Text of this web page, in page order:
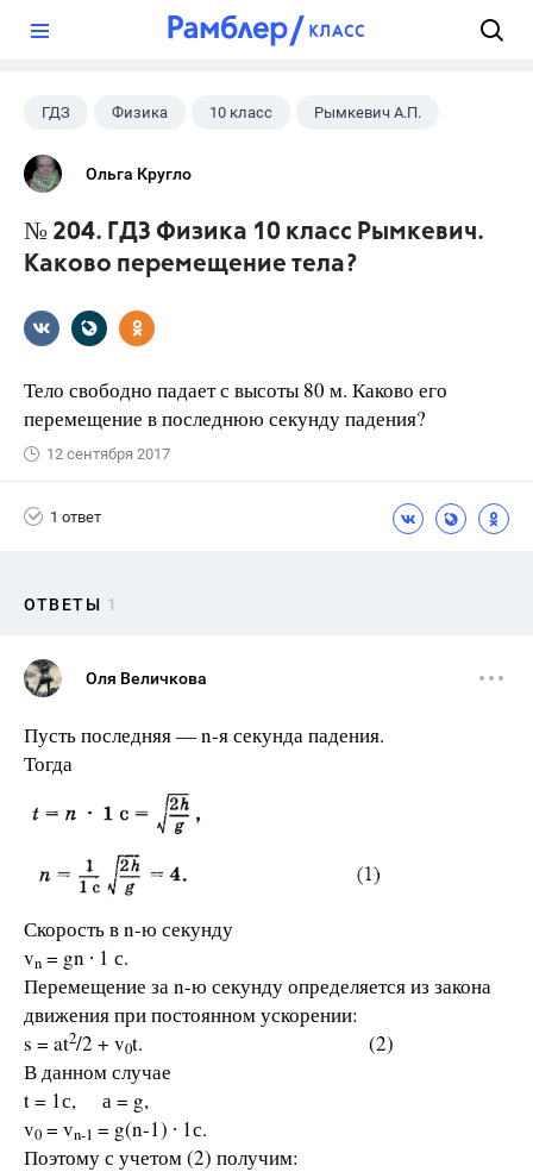
ГДЗ Физика 10 класс Рымкевич А.П.
Ольга Кругло
№ 204. ГДЗ Физика 10 класс Рымкевич.
Каково перемещение тела?
Тело свободно падает с высоты 80 м. Каково его
перемещение в последнюю секунду падения?
12 сентября 2017
1 ответ
ОТВЕТЫ 1
Оля Величкова
Пусть последняя — n-я секунда падения.
Тогда
Скорость в n-ю секунду
vn = gn ∙ 1 с.
Перемещение за n-ю секунду определяется из закона
движения при постоянном ускорении:
s = at2/2 + v0t. (2)
В данном случае
t = 1с, а = g,
v0 = vn-1 = g(n-1) ∙ 1с.
Поэтому с учетом (2) получим: